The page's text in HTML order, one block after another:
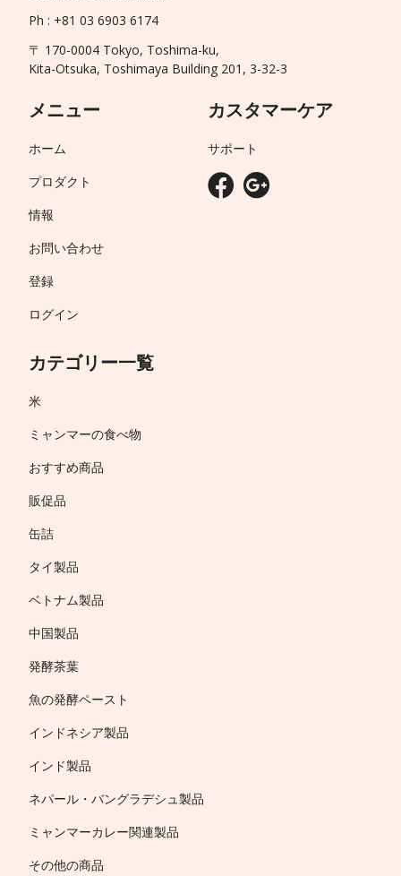
Ph : +81 03 6903 6174
〒 170-0004 Tokyo, Toshima-ku,
Kita-Otsuka, Toshimaya Building 201, 3-32-3
メニュー
ホーム
プロダクト
情報
お問い合わせ
登録
ログイン
カテゴリー一覧
米
ミャンマーの食べ物
おすすめ商品
販促品
缶詰
タイ製品
ベトナム製品
中国製品
発酵茶葉
魚の発酵ペースト
インドネシア製品
インド製品
ネパール・バングラデシュ製品
ミャンマーカレー関連製品
その他の商品
カスタマーケア
サポート